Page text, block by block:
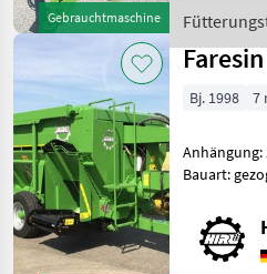
Gebrauchtmaschine
Faresin
Bj. 1998 7
Bauart:
Misch-
horizontal,